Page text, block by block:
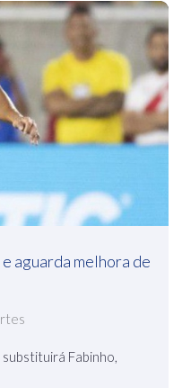
aguarda melhora de
Fabinho,